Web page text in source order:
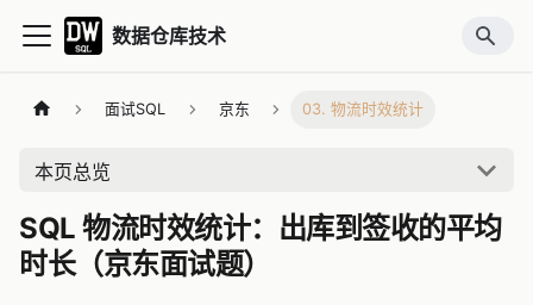
数据仓库技术
面试SQL 京东 03. 物流时效统计
本页总览
SQL 物流时效统计：出库到签收的平均
时长（京东面试题）